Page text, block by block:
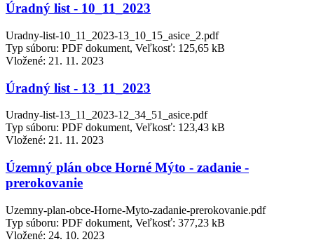
Úradný list - 10_11_2023
Uradny-list-10_11_2023-13_10_15_asice_2.pdf
Typ súboru: PDF dokument, Veľkosť: 125,65 kB
Vložené: 21. 11. 2023
Úradný list - 13_11_2023
Uradny-list-13_11_2023-12_34_51_asice.pdf
Typ súboru: PDF dokument, Veľkosť: 123,43 kB
Vložené: 21. 11. 2023
Územný plán obce Horné Mýto - zadanie -
prerokovanie
Uzemny-plan-obce-Horne-Myto-zadanie-prerokovanie.pdf
Typ súboru: PDF dokument, Veľkosť: 377,23 kB
Vložené: 24. 10. 2023